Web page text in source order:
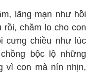
lãng mạn như hồi
chăm lo cho con
cưng chiều như lúc
bộc lộ những
vì con mà nín nhịn,